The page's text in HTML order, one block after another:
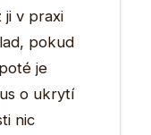
ji v praxi
pokud
je
o ukrytí
nic